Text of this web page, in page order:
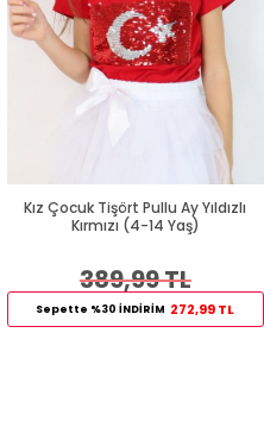
Kız Çocuk Tişört Pullu Ay Yıldızlı
Kırmızı (4-14 Yaş)
389,99 TL
Sepette %30 İNDİRİM 272,99 TL